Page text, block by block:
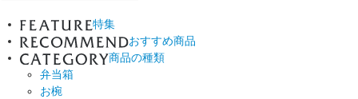
特集
おすすめ商品
商品の種類
弁当箱
お椀